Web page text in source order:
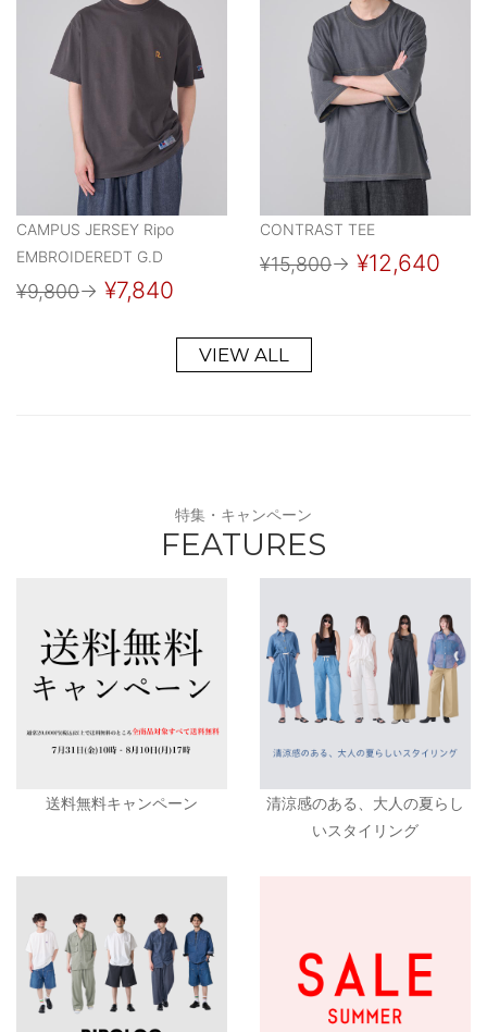
CAMPUS JERSEY Ripo
EMBROIDEREDT G.D
¥9,800→ ¥7,840
CONTRAST TEE
¥15,800→ ¥12,640
VIEW ALL
特集・キャンペーン
FEATURES
送料無料キャンペーン
清涼感のある、大人の夏らし
いスタイリング